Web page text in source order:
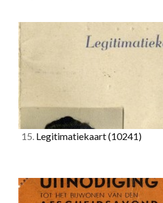
15. Legitimatiekaart(10241)